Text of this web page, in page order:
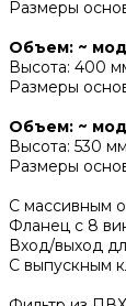
Размеры
Объем: ~
Высота: 400
Размеры
Объем: ~
Высота: 530
Размеры
С массивным
Фланец с 8
Вход/выход
С выпускным